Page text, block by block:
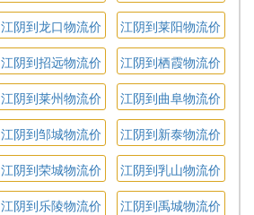
格
格
江阴到龙口物流价
格
江阴到莱阳物流价
格
江阴到招远物流价
格
江阴到栖霞物流价
格
江阴到莱州物流价
格
江阴到曲阜物流价
格
江阴到邹城物流价
格
江阴到新泰物流价
格
江阴到荣城物流价
格
江阴到乳山物流价
格
江阴到乐陵物流价
江阴到禹城物流价